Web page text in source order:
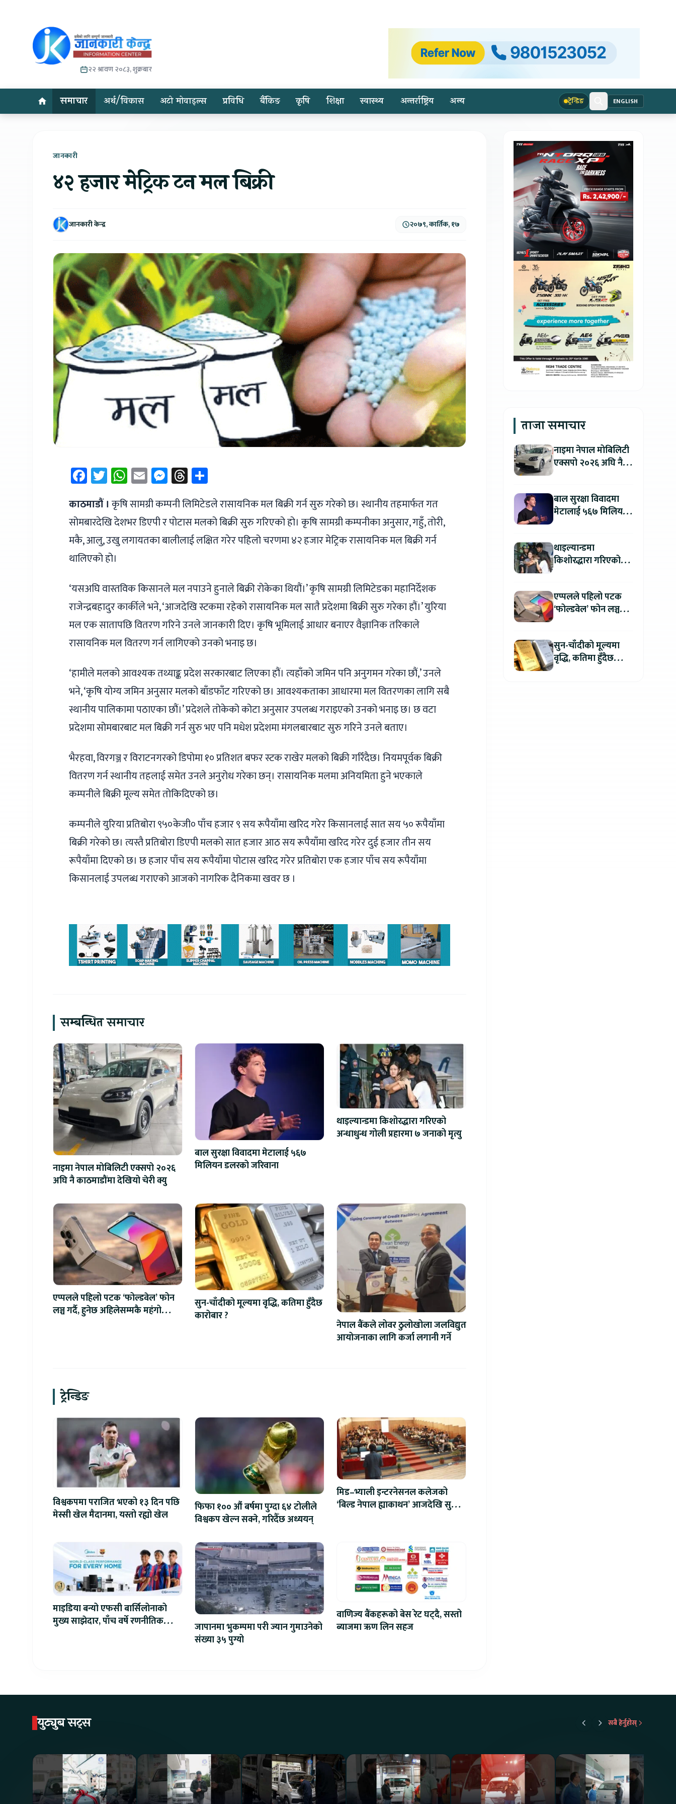
२२ श्रावण २०८३, शुक्रबार
समाचार अर्थ/विकास अटो मोवाइल्स प्रविधि बैंकिङ कृषि शिक्षा स्वास्थ्य अन्तर्राष्ट्रिय अन्य ट्रेन्डिङ ENGLISH
जानकारी
४२ हजार मेट्रिक टन मल बिक्री
जानकारी केन्द्र २०७९, कार्तिक, १७
Facebook
Twitter
WhatsApp
EmailMessenger
Threads
काठमाडौं । कृषि सामग्री कम्पनी लिमिटेडले रासायनिक मल बिक्री गर्न सुरु गरेको छ। स्थानीय तहमार्फत गत
सोमबारदेखि देशभर डिएपी र पोटास मलको बिक्री सुरु गरिएको हो। कृषि सामग्री कम्पनीका अनुसार, गहुँ, तोरी,
मकै, आलु, उखु लगायतका बालीलाई लक्षित गरेर पहिलो चरणमा ४२ हजार मेट्रिक रासायनिक मल बिक्री गर्न
थालिएको हो।
‘यसअघि वास्तविक किसानले मल नपाउने हुनाले बिक्री रोकेका थियौं।’ कृषि सामग्री लिमिटेडका महानिर्देशक
राजेन्द्रबहादुर कार्कीले भने, ‘आजदेखि स्टकमा रहेको रासायनिक मल सातै प्रदेशमा बिक्री सुरु गरेका हौं।’ युरिया
मल एक सातापछि वितरण गरिने उनले जानकारी दिए। कृषि भूमिलाई आधार बनाएर वैज्ञानिक तरिकाले
रासायनिक मल वितरण गर्न लागिएको उनको भनाइ छ।
‘हामीले मलको आवश्यक तथ्याङ्क प्रदेश सरकारबाट लिएका हौं। त्यहाँको जमिन पनि अनुगमन गरेका छौं,’ उनले
भने, ‘कृषि योग्य जमिन अनुसार मलको बाँडफाँट गरिएको छ। आवश्यकताका आधारमा मल वितरणका लागि सबै
स्थानीय पालिकामा पठाएका छौं।’ प्रदेशले तोकेको कोटा अनुसार उपलब्ध गराइएको उनको भनाइ छ। छ वटा
प्रदेशमा सोमबारबाट मल बिक्री गर्न सुरु भए पनि मधेश प्रदेशमा मंगलबारबाट सुरु गरिने उनले बताए।
भैरहवा, विरगञ्ज र विराटनगरको डिपोमा १० प्रतिशत बफर स्टक राखेर मलको बिक्री गरिँदैछ। नियमपूर्वक बिक्री
वितरण गर्न स्थानीय तहलाई समेत उनले अनुरोध गरेका छन्। रासायनिक मलमा अनियमिता हुने भएकाले
कम्पनीले बिक्री मूल्य समेत तोकिदिएको छ।
कम्पनीले युरिया प्रतिबोरा ९५०केजी० पाँच हजार ९ सय रूपैयाँमा खरिद गरेर किसानलाई सात सय ५० रूपैयाँमा
बिक्री गरेको छ। त्यस्तै प्रतिबोरा डिएपी मलको सात हजार आठ सय रूपैयाँमा खरिद गरेर दुई हजार तीन सय
रूपैयाँमा दिएको छ। छ हजार पाँच सय रूपैयाँमा पोटास खरिद गरेर प्रतिबोरा एक हजार पाँच सय रूपैयाँमा
किसानलाई उपलब्ध गराएको आजको नागरिक दैनिकमा खवर छ ।
सम्बन्धित समाचार
नाइमा नेपाल मोबिलिटी एक्सपो २०२६
अघि नै काठमाडौंमा देखियो चेरी क्यु
बाल सुरक्षा विवादमा मेटालाई ५६७
मिलियन डलरको जरिवाना
थाइल्यान्डमा किशोरद्धारा गरिएको
अन्धाधुन्ध गोली प्रहारमा ७ जनाको मृत्यु
एप्पलले पहिलो पटक ‘फोल्डवेल’ फोन
लञ्च गर्दै, हुनेछ अहिलेसम्मकै महंगो
सुन-चाँदीको मूल्यमा वृद्धि, कतिमा हुँदैछ
कारोबार ?
नेपाल बैंकले लोवर ठुलोखोला जलविद्युत
आयोजनाका लागि कर्जा लगानी गर्ने
ट्रेन्डिङ
विश्वकपमा पराजित भएको १३ दिन पछि
मेस्सी खेल मैदानमा, यस्तो रह्यो खेल
फिफा १०० औं बर्षमा पुग्दा ६४ टोलीले
विश्वकप खेल्न सक्ने, गरिदैँछ अध्ययन्
मिड–भ्याली इन्टरनेसनल कलेजको
‘बिल्ड नेपाल ह्याकाथन’ आजदेखि सुरु,
माइडिया बन्यो एफसी बार्सिलोनाको
मुख्य साझेदार, पाँच वर्षे रणनीतिक
जापानमा भुकम्पमा परी ज्यान गुमाउनेको
संख्या ३५ पुग्यो
वाणिज्य बैंकहरूको बेस रेट घट्दै, सस्तो
ब्याजमा ऋण लिन सहज
ताजा समाचार
नाइमा नेपाल मोबिलिटी
एक्सपो २०२६ अघि नै
बाल सुरक्षा विवादमा
मेटालाई ५६७ मिलियन
थाइल्यान्डमा
किशोरद्धारा गरिएको
एप्पलले पहिलो पटक
‘फोल्डवेल’ फोन लञ्च
सुन-चाँदीको मूल्यमा
वृद्धि, कतिमा हुँदैछ
युट्युब सट्स सबै हेर्नुहोस्